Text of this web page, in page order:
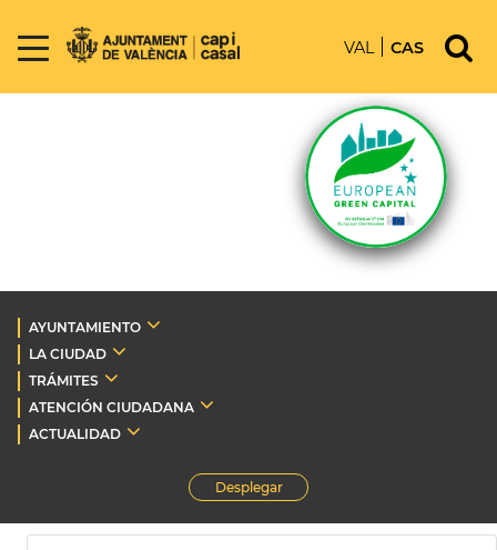
VAL CAS
AYUNTAMIENTO
LA CIUDAD
TRÁMITES
ATENCIÓN CIUDADANA
ACTUALIDAD
Desplegar